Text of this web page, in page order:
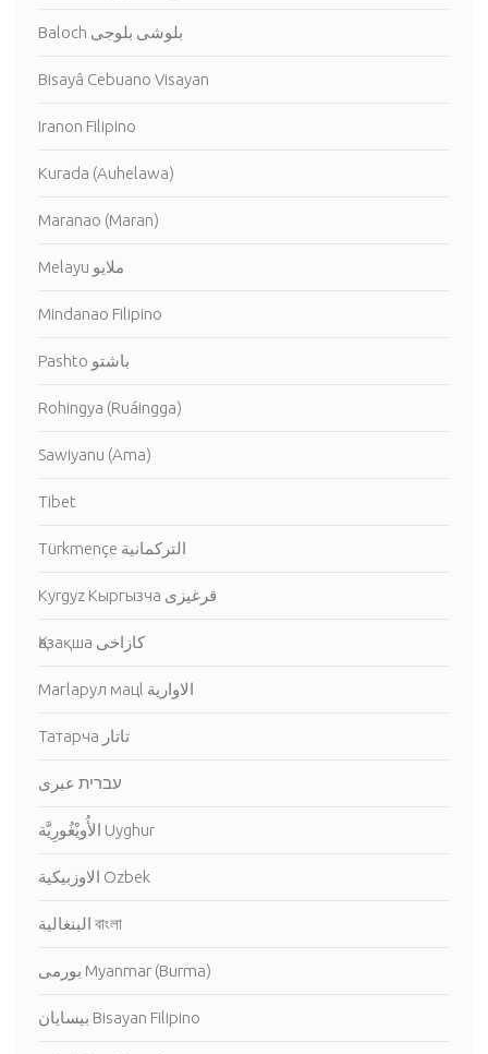
Baloch بلوشى بلوجى
Bisayâ Cebuano Visayan
Iranon Filipino
Kurada (Auhelawa)
Maranao (Maran)
Melayu ملايو
Mindanao Filipino
Pashto باشتو
Rohingya (Ruáingga)
Sawiyanu (Ama)
Tibet
Türkmençe التركمانية
Kyrgyz Кыргызча قرغيزى
Қазақша كازاخى
Магlарул мацl الاوارية
Татарча تاتار
עברית عبرى
الأُويْغُورِيَّة Uyghur
الاوزبيكية Ozbek
البنغالية বাংলা
بورمى Myanmar (Burma)
بيسايان Bisayan Filipino